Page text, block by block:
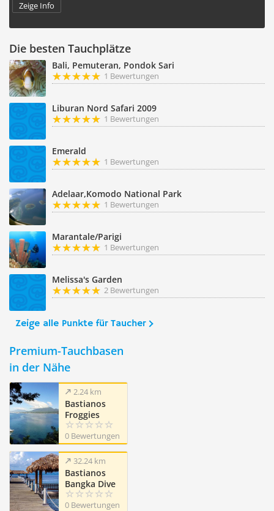
Zeige Info
Die besten Tauchplätze
Bali, Pemuteran, Pondok Sari
1 Bewertungen
Liburan Nord Safari 2009
1 Bewertungen
Emerald
1 Bewertungen
Adelaar,Komodo National Park
1 Bewertungen
Marantale/Parigi
1 Bewertungen
Melissa's Garden
2 Bewertungen
Zeige alle Punkte für Taucher
Premium-Tauchbasen
in der Nähe
2.24 km
Bastianos
Froggies
Lembeh Dive
Resort
0 Bewertungen
32.24 km
Bastianos
Bangka Dive
Resort
0 Bewertungen